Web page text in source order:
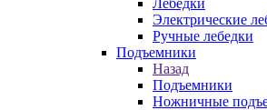
Лебедки
Электрические
Ручные лебедки
Подъемники
Назад
Подъемники
Ножничные